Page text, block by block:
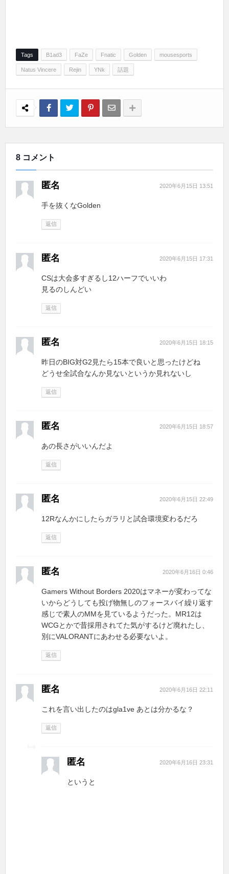
Tags B1ad3 FaZe Fnatic Golden mousesports
Natus Vincere Rejin YNk 話題
8 コメント
匿名 2020年6月15日 13:51
手を抜くなGolden
返信
匿名 2020年6月15日 17:31
CSは大会多すぎるし12ハーフでいいわ
見るのしんどい
返信
匿名 2020年6月15日 18:15
昨日のBIG対G2見たら15本で良いと思ったけどね
どうせ全試合なんか見ないというか見れないし
返信
匿名 2020年6月15日 18:57
あの長さがいいんだよ
返信
匿名 2020年6月15日 22:49
12Rなんかにしたらガラリと試合環境変わるだろ
返信
匿名 2020年6月16日 0:46
Gamers Without Borders 2020はマネーが変わってな
いからどうしても投げ物無しのフォースバイ繰り返す
感じで素人のMMを見ているようだった。MR12は
WCGとかで昔採用されてた気がするけど廃れたし、
別にVALORANTにあわせる必要ないよ。
返信
匿名 2020年6月16日 22:11
これを言い出したのはgla1ve あとは分かるな？
返信
匿名 2020年6月16日 23:31
というと